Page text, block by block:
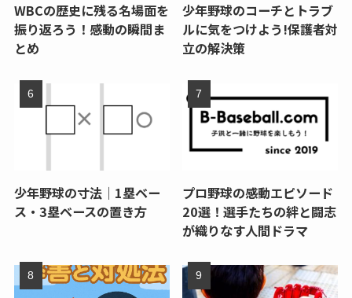
WBCの歴史に残る名場面を
振り返ろう！感動の瞬間ま
とめ
少年野球のコーチとトラブ
ルに気をつけよう!保護者対
立の解決策
少年野球の寸法｜1塁ベー
ス・3塁ベースの置き方
プロ野球の感動エピソード
20選！選手たちの絆と闘志
が織りなす人間ドラマ